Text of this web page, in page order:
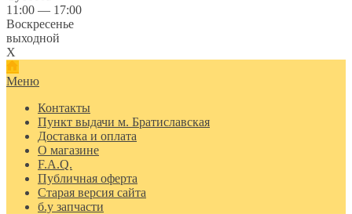
11:00 — 17:00
Воскресенье
выходной
X
Меню
Контакты
Пункт выдачи м. Братиславская
Доставка и оплата
О магазине
F.A.Q.
Публичная оферта
Старая версия сайта
б.у запчасти